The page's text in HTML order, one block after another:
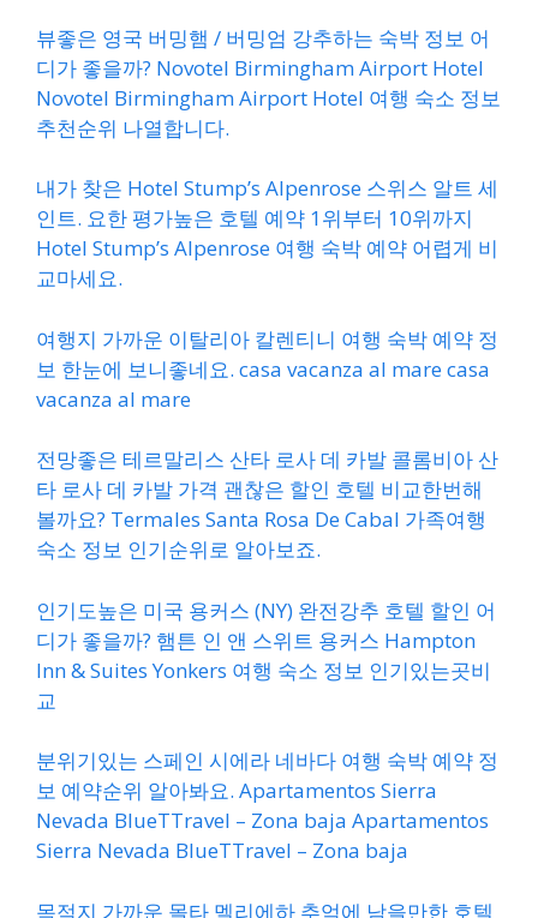
뷰좋은 영국 버밍햄 / 버밍엄 강추하는 숙박 정보 어
디가 좋을까? Novotel Birmingham Airport Hotel
Novotel Birmingham Airport Hotel 여행 숙소 정보
추천순위 나열합니다.
내가 찾은 Hotel Stump’s Alpenrose 스위스 알트 세
인트. 요한 평가높은 호텔 예약 1위부터 10위까지
Hotel Stump’s Alpenrose 여행 숙박 예약 어렵게 비
교마세요.
여행지 가까운 이탈리아 칼렌티니 여행 숙박 예약 정
보 한눈에 보니좋네요. casa vacanza al mare casa
vacanza al mare
전망좋은 테르말리스 산타 로사 데 카발 콜롬비아 산
타 로사 데 카발 가격 괜찮은 할인 호텔 비교한번해
볼까요? Termales Santa Rosa De Cabal 가족여행
숙소 정보 인기순위로 알아보죠.
인기도높은 미국 용커스 (NY) 완전강추 호텔 할인 어
디가 좋을까? 햄튼 인 앤 스위트 용커스 Hampton
Inn & Suites Yonkers 여행 숙소 정보 인기있는곳비
교
분위기있는 스페인 시에라 네바다 여행 숙박 예약 정
보 예약순위 알아봐요. Apartamentos Sierra
Nevada BlueTTravel – Zona baja Apartamentos
Sierra Nevada BlueTTravel – Zona baja
목적지 가까운 몰타 멜리에하 추억에 남을만한 호텔